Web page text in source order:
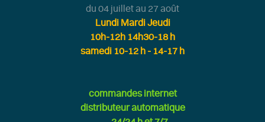
du 04 juillet au 27 août
Lundi Mardi Jeudi
10h-12h 14h30-18 h
samedi 10-12 h - 14-17 h
commandes internet
distributeur automatique